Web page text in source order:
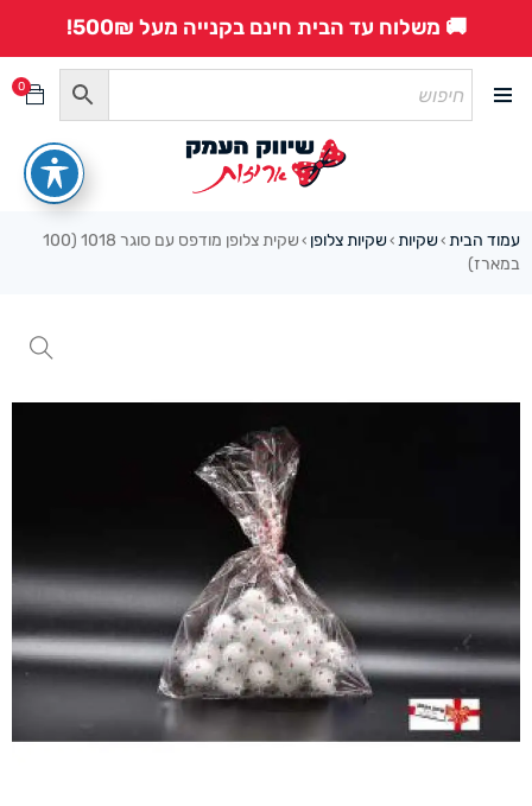
🚚 משלוח עד הבית חינם בקנייה מעל 500₪!
0
עמוד הבית ›שקיות ›שקיות צלופן ›
שקית צלופן מודפס עם סוגר 1018 (100
במארז)